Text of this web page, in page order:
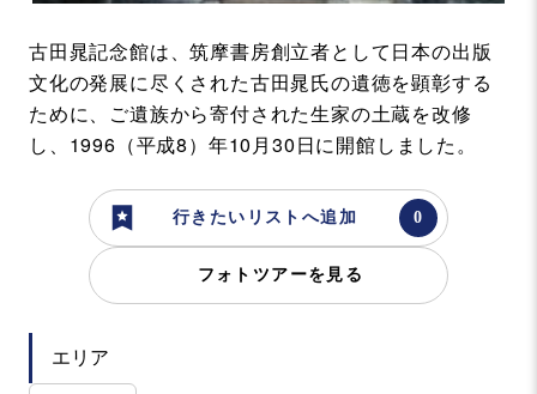
古田晁記念館は、筑摩書房創立者として日本の出版
文化の発展に尽くされた古田晁氏の遺徳を顕彰する
ために、ご遺族から寄付された生家の土蔵を改修
し、1996（平成8）年10月30日に開館しました。
行きたいリストへ追加
フォトツアーを見る
エリア